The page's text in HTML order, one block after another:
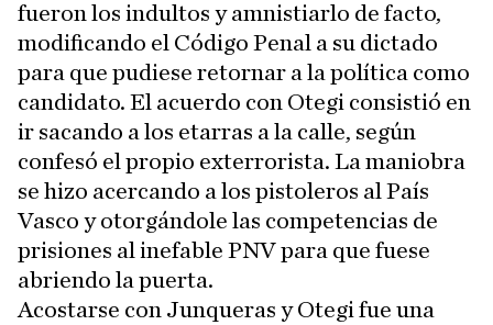
fueron los indultos y amnistiarlo de facto,
modificando el Código Penal a su dictado
para que pudiese retornar a la política como
candidato. El acuerdo con Otegi consistió en
ir sacando a los etarras a la calle, según
confesó el propio exterrorista. La maniobra
se hizo acercando a los pistoleros al País
Vasco y otorgándole las competencias de
prisiones al inefable PNV para que fuese
abriendo la puerta.
Acostarse con Junqueras y Otegi fue una